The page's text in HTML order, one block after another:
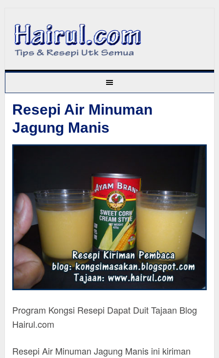
Resepi Air Minuman
Jagung Manis
Program Kongsi Resepi Dapat Duit Tajaan Blog
Hairul.com
Resepi Air Minuman Jagung Manis ini kiriman